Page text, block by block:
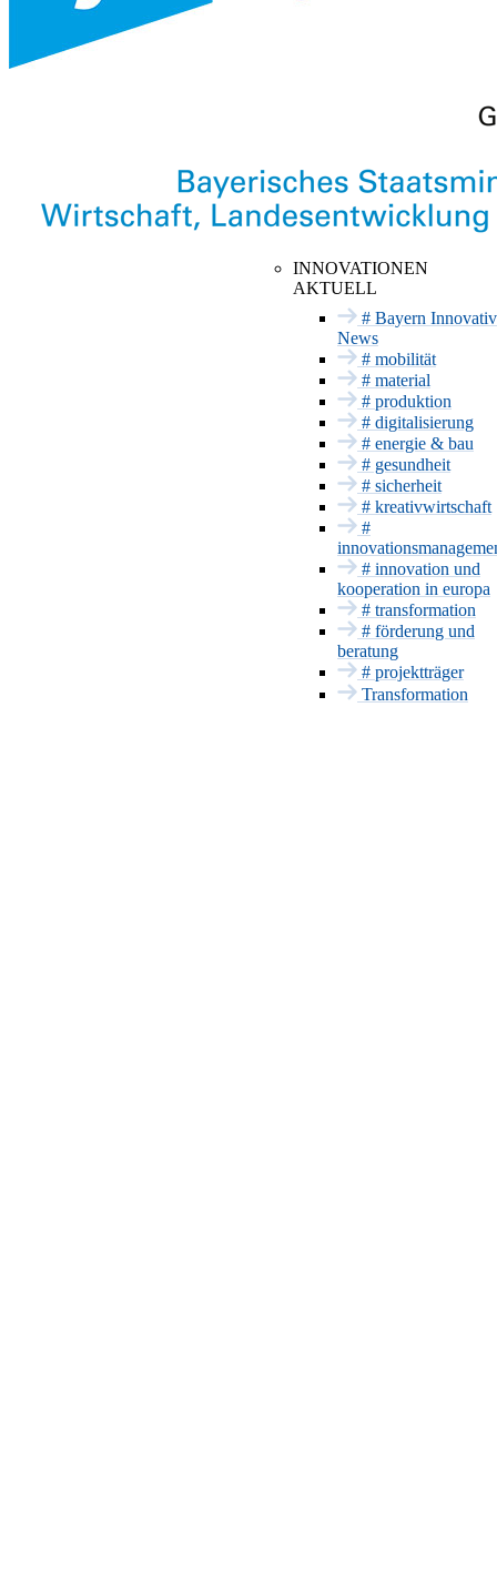
Material
Produktion
Digitalisierung
Energie & Bau
Gesundheit
Sicherheit
INNOVATIONSSERVICES
Förderung und
Beratung
Projektträger
Patente & CE
Europa und
International
Transformation
Hier findet Innovation statt
Anstehende
Termine
Vergangene
Termine
Messeauftritt mit
Bayern Innovativ
INNOVATIONEN
AKTUELL
# Bayern Innovativ
News
# mobilität
# material
# produktion
# digitalisierung
# energie & bau
# gesundheit
# sicherheit
# kreativwirtschaft
#
# innovation und
kooperation in europa
# transformation
# förderung und
beratung
# projektträger